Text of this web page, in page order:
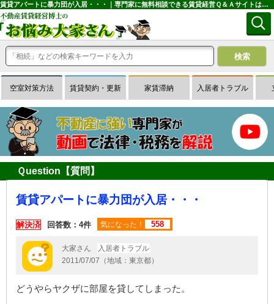
賃貸アパートに暴力団が入居・・・｜専門家に無料相談できる賃貸経営Ｑ＆Ａサイトはお悩み大家さん
空室対策方法 賃貸契約・更新 家賃滞納 入居者トラブル
Ｑuestion【質問】
賃貸アパートに暴力団が入居・・・
解決済 回答数：4件 気になった！ 558
大家さん
入居者トラブル
2011/07/07（地域：東京都）
どうやらヤクザに部屋を貸してしまった。